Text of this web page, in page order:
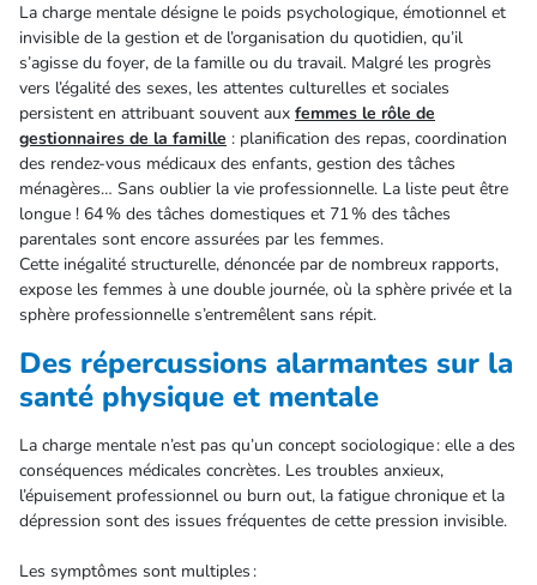
La charge mentale désigne le poids psychologique, émotionnel et
invisible de la gestion et de l’organisation du quotidien, qu’il
s’agisse du foyer, de la famille ou du travail. Malgré les progrès
vers l’égalité des sexes, les attentes culturelles et sociales
persistent en attribuant souvent aux femmes le rôle de
gestionnaires de la famille : planification des repas, coordination
des rendez-vous médicaux des enfants, gestion des tâches
ménagères… Sans oublier la vie professionnelle. La liste peut être
longue ! 64 % des tâches domestiques et 71 % des tâches
parentales sont encore assurées par les femmes.
Cette inégalité structurelle, dénoncée par de nombreux rapports,
expose les femmes à une double journée, où la sphère privée et la
sphère professionnelle s’entremêlent sans répit.
Des répercussions alarmantes sur la
santé physique et mentale
La charge mentale n’est pas qu’un concept sociologique : elle a des
conséquences médicales concrètes. Les troubles anxieux,
l’épuisement professionnel ou burn out, la fatigue chronique et la
dépression sont des issues fréquentes de cette pression invisible.
Les symptômes sont multiples :